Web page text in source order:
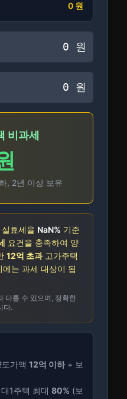
0 원
0 원
0 원
비과세
, 2년 이상 보유
실효세율 NaN% 기준
요건을 충족하여 양
12억 초과고가주택
는 과세 대상이 됩
다를 수 있으며, 정확한
다.
가액 12억 이하+ 보
1주택 최대 80% (보